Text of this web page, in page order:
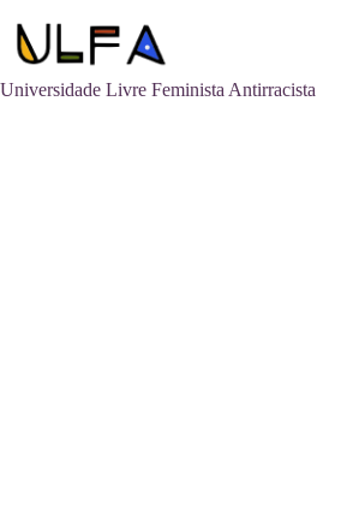
para
Universidade Livre Feminista Antirracista